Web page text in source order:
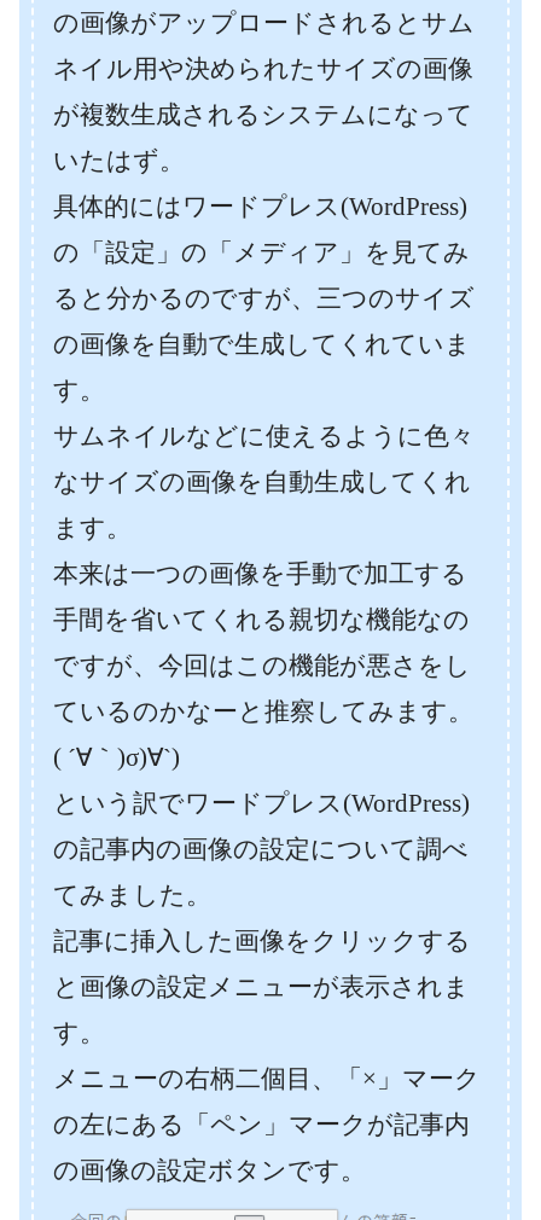
の画像がアップロードされるとサム
ネイル用や決められたサイズの画像
が複数生成されるシステムになって
いたはず。
具体的にはワードプレス(WordPress)
の「設定」の「メディア」を見てみ
ると分かるのですが、三つのサイズ
の画像を自動で生成してくれていま
す。
サムネイルなどに使えるように色々
なサイズの画像を自動生成してくれ
ます。
本来は一つの画像を手動で加工する
手間を省いてくれる親切な機能なの
ですが、今回はこの機能が悪さをし
ているのかなーと推察してみます。
( ´∀｀)σ)∀`)
という訳でワードプレス(WordPress)
の記事内の画像の設定について調べ
てみました。
記事に挿入した画像をクリックする
と画像の設定メニューが表示されま
す。
メニューの右柄二個目、「×」マーク
の左にある「ペン」マークが記事内
の画像の設定ボタンです。